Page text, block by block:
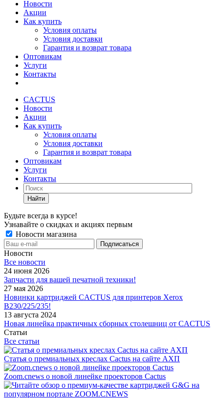
Новости
Акции
Как купить
Условия оплаты
Условия доставки
Гарантия и возврат товара
Оптовикам
Услуги
Контакты
CACTUS
Новости
Акции
Как купить
Условия оплаты
Условия доставки
Гарантия и возврат товара
Оптовикам
Услуги
Контакты
Найти
Будьте всегда в курсе!
Узнавайте о скидках и акциях первым
Новости магазина
Новости
Все новости
24 июня 2026
Запчасти для вашей печатной техники!
27 мая 2026
Новинки картриджей CACTUS для принтеров Xerox
B230/225/235!
13 августа 2024
Новая линейка практичных сборных столешниц от CACTUS
Статьи
Все статьи
Статья о премиальных креслах Cactus на сайте АХП
Zoom.cnews о новой линейке проекторов Cactus